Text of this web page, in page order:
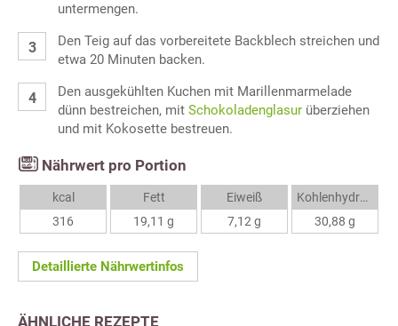
untermengen.
Den Teig auf das vorbereitete Backblech streichen und
etwa 20 Minuten backen.
Den ausgekühlten Kuchen mit Marillenmarmelade
dünn bestreichen, mit Schokoladenglasur überziehen
und mit Kokosette bestreuen.
Nährwert pro Portion
kcal
316
Fett
19,11 g
Eiweiß
7,12 g
Kohlenhydrate
30,88 g
Detaillierte Nährwertinfos
ÄHNLICHE REZEPTE